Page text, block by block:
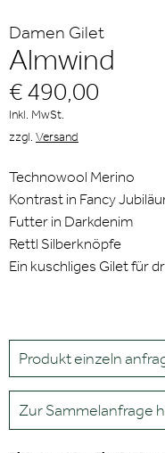
Damen Gilet
Almwind
€ 490,00
Inkl. MwSt.
zzgl. Versand
Technowool Merino
Kontrast in Fancy
Futter in Darkdenim
Rettl Silberknöpfe
Ein kuschliges Gilet für
Produkt einzeln
Zur Sammelanfrage